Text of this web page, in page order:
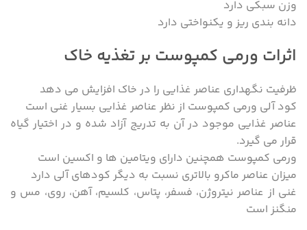
وزن سبکی دارد
دانه بندی ریز و یکنواختی دارد
اثرات ورمی کمپوست بر تغذیه خاک
ظرفیت نگهداری عناصر غذایی را در خاک افزایش می دهد
کود آلی ورمی کمپوست از نظر عناصر غذایی بسیار غنی است
عناصر غذایی موجود در آن به تدریج آزاد شده و در اختیار گیاه
قرار می گیرد.
ورمی کمپوست همچنین دارای ویتامین ها و اکسین است
میزان عناصر ماکرو بالاتری نسبت به دیگر کودهای آلی دارد
غنی از عناصر نیتروژن، فسفر، پتاس، کلسیم، آهن، روی، مس و
منگنز است